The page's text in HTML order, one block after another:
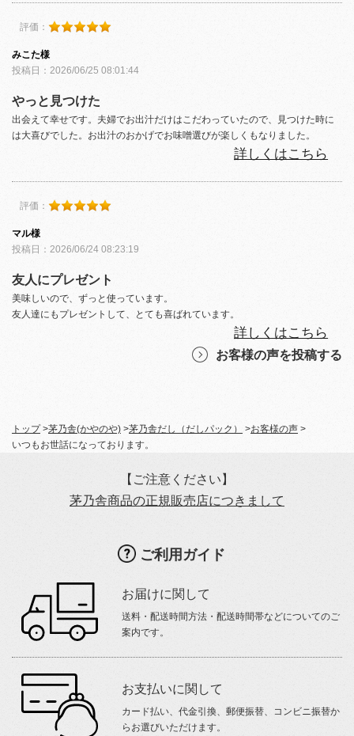
評価：
みこた様
投稿日：2026/06/25 08:01:44
やっと見つけた
出会えて幸せです。夫婦でお出汁だけはこだわっていたので、見つけた時に
は大喜びでした。お出汁のおかげでお味噌選びが楽しくもなりました。
詳しくはこちら
評価：
マル様
投稿日：2026/06/24 08:23:19
友人にプレゼント
美味しいので、ずっと使っています。
友人達にもプレゼントして、とても喜ばれています。
詳しくはこちら
お客様の声を投稿する
トップ>茅乃舎(かやのや) >茅乃舎だし（だしパック） >お客様の声 >
いつもお世話になっております。
【ご注意ください】
茅乃舎商品の正規販売店につきまして
ご利用ガイド
お届けに関して
送料・配送時間方法・配送時間帯などについてのご
案内です。
お支払いに関して
カード払い、代金引換、郵便振替、コンビニ振替か
らお選びいただけます。